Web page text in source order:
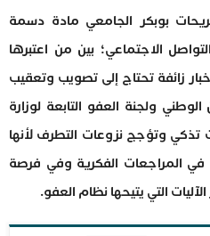
بوبكر الجامعي مادة دسمة
الاجتماعي؛ بين من اعتبرها
زائفة تحتاج إلى تصويب وتعقيب
ولجنة العفو التابعة لوزارة
تذكي وتؤجج نزوعات التطرف لأنها
المراجعات الفكرية وفي فرصة
التي يتيحها نظام العفو.